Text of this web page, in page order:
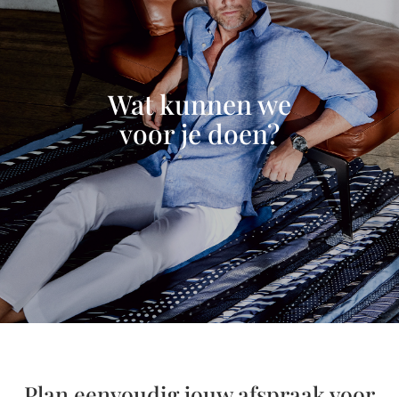
Wat kunnen we
voor je doen?